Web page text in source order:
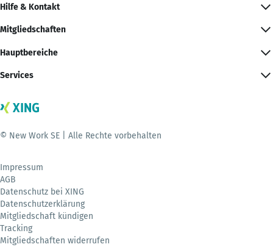
Hilfe & Kontakt
Mitgliedschaften
Hauptbereiche
Services
© New Work SE | Alle Rechte vorbehalten
Impressum
AGB
Datenschutz bei XING
Datenschutzerklärung
Mitgliedschaft kündigen
Tracking
Mitgliedschaften widerrufen